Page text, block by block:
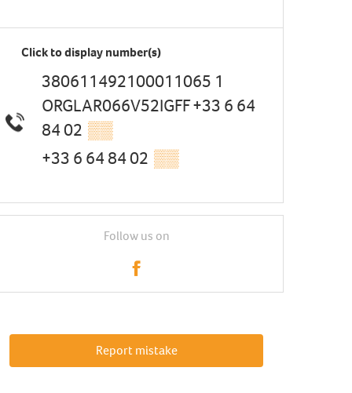
Click to display number(s)
380611492100011065 1
ORGLAR066V52IGFF +33 6 64
84 02 ▒▒
+33 6 64 84 02 ▒▒
Follow us on
Report mistake